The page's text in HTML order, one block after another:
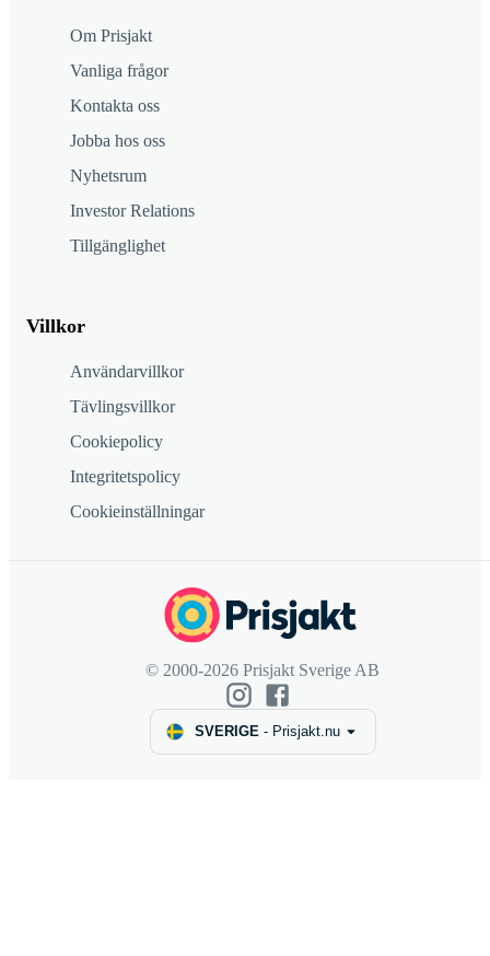
Om Prisjakt
Vanliga frågor
Kontakta oss
Jobba hos oss
Nyhetsrum
Investor Relations
Tillgänglighet
Villkor
Användarvillkor
Tävlingsvillkor
Cookiepolicy
Integritetspolicy
Cookieinställningar
© 2000-2026 Prisjakt Sverige AB
SVERIGE- Prisjakt.nu